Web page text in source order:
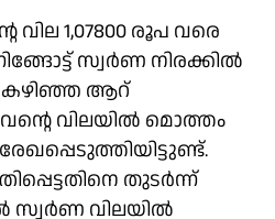
1,07800 രൂപ വരെ
സ്വർണ നിരക്കിൽ
കഴി‍‌ഞ്ഞ ആറ്
വിലയിൽ മൊത്തം
തുടർന്ന്
സ്വർണ വിലയിൽ